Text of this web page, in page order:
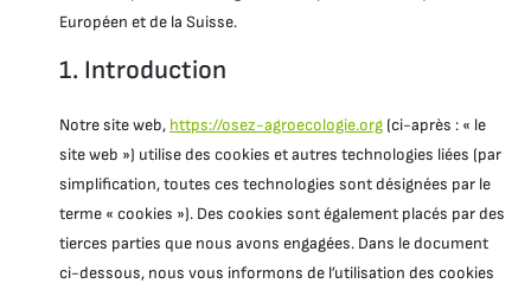
Européen et de la Suisse.
1. Introduction
Notre site web, https://osez-agroecologie.org (ci-après : « le
site web ») utilise des cookies et autres technologies liées (par
simplification, toutes ces technologies sont désignées par le
terme « cookies »). Des cookies sont également placés par des
tierces parties que nous avons engagées. Dans le document
ci-dessous, nous vous informons de l’utilisation des cookies